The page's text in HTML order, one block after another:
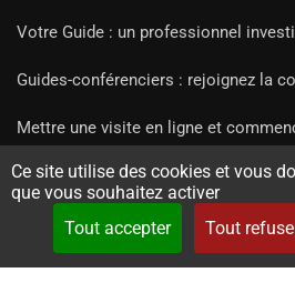
Ce site utilise des cookies et vous
que vous souhaitez activer
Tout accepter
Tout
Votre Guide : un professionnel investi
Guides-conférenciers : rejoignez la
Mettre une visite en ligne et